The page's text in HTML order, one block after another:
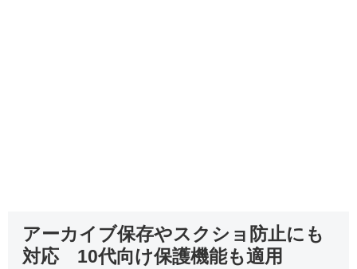
アーカイブ保存やスクショ防止にも
対応 10代向け保護機能も適用